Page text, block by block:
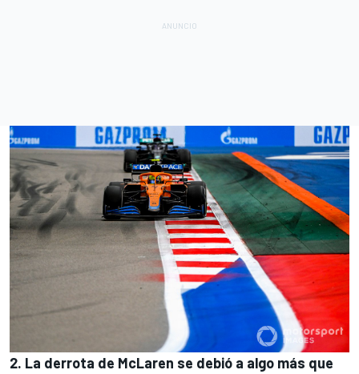
2. La derrota de McLaren se debió a algo más que